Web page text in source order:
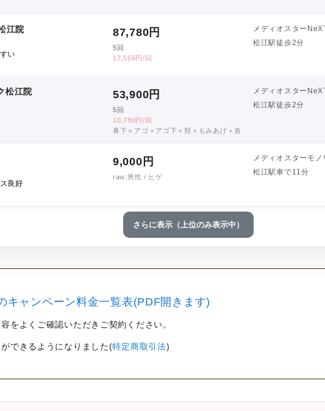
江院
い
87,780 円
5回
17,556円/回
メディオスター
松江駅徒歩2分
松江院 53,900 円
5回
10,780円/回
鼻下＋アゴ＋アゴ下＋頬＋もみあげ＋首
メディオスター
松江駅徒歩2分
良好
9,000 円
raw:男性 / ヒゲ
メディオスターモノ
松江駅車で11分
さらに表示（上位のみ表示中）
キャンペーン料金一覧表(PDF開きます)
をよくご確認いただきご契約ください。
ができるようになりました(特定商取引法)